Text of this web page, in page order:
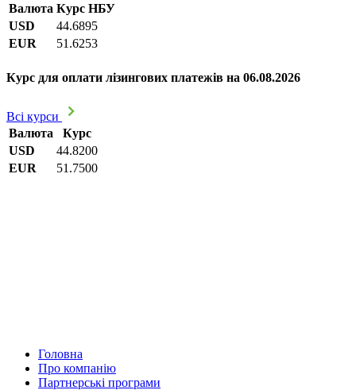
Валюта Курс НБУ
USD
44.6895
EUR
51.6253
Курс для оплати лізингових платежів на 06.08.2026
Всі курси
Валюта
Курс
USD
44.8200
EUR
51.7500
Головна
Про компанію
Партнерські програми